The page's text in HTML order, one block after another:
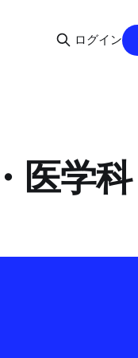
ログイン
医学科